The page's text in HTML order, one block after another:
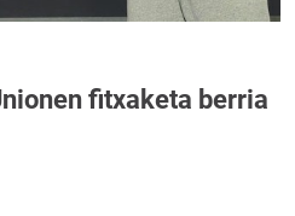
fitxaketa berria